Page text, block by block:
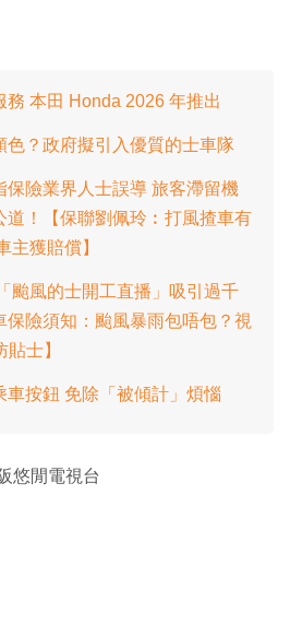
本田 Honda 2026 年推出
色？政府擬引入優質的士車隊
保險業界人士誤導 旅客滯留機
道！【保聯劉佩玲︰打風揸車有
主獲賠償】
颱風的士開工直播」吸引過千
保險須知：颱風暴雨包唔包？視
士】
車按鈕 免除「被傾計」煩惱
悠閒電視台